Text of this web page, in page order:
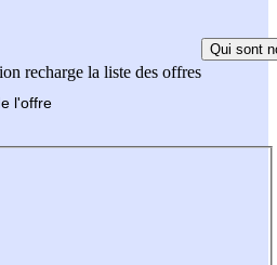
recharge la liste des offres
Qui sont
l'offre